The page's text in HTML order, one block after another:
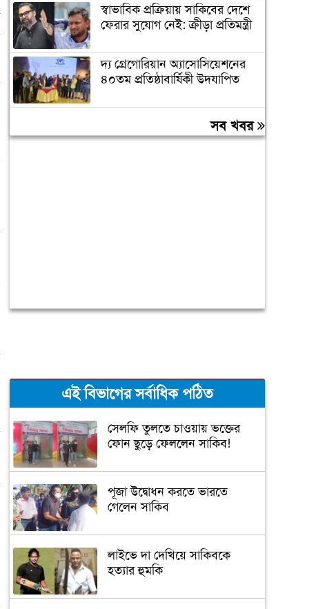
স্বাভাবিক প্রক্রিয়ায় সাকিবের দেশে
ফেরার সুযোগ নেই: ক্রীড়া প্রতিমন্ত্রী
দ্য গ্রেগোরিয়ান অ্যাসোসিয়েশনের
৪০তম প্রতিষ্ঠাবার্ষিকী উদযাপিত
প্রধানমন্ত্রীকে বরণে প্রস্তুত চট্টগ্রাম,
নেতাকর্মীরা উজ্জীবিত
সব খবর
এই বিভাগের সর্বাধিক পঠিত
সেলফি তুলতে চাওয়ায় ভক্তের
ফোন ছুড়ে ফেললেন সাকিব!
পূজা উদ্বোধন করতে ভারতে
গেলেন সাকিব
লাইভে দা দেখিয়ে সাকিবকে
হত্যার হুমকি